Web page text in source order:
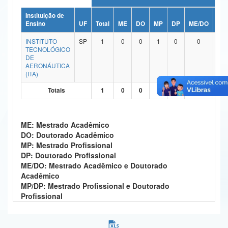
Ministério da Ciência, Tecnologia, Inovações e Comunicações
Ministério do Meio Ambiente
Ministério do Turismo
Ministério do Desenvolvimento Regional
Controladoria-Geral da União
Secretaria-Geral
Secretaria de Governo
Gabinete de Segurança Institucional
Advocacia-Geral da União
Instituição de
Ensino
UF Total ME DO MP DP ME/DO
INSTITUTO
TECNOLÓGICO
DE
AERONÁUTICA
(ITA)
SP 1 0 0 1 0 0
Totais 1 0 0 1 0 0
ME: Mestrado Acadêmico
DO: Doutorado Acadêmico
MP: Mestrado Profissional
DP: Doutorado Profissional
ME/DO: Mestrado Acadêmico e Doutorado
Acadêmico
MP/DP: Mestrado Profissional e Doutorado
Profissional